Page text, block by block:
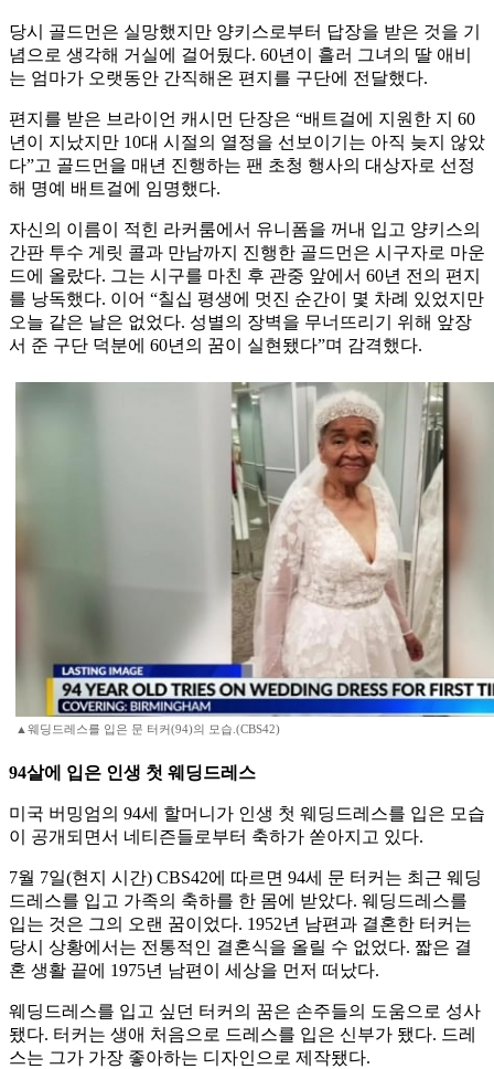
당시 골드먼은 실망했지만 양키스로부터 답장을 받은 것을 기
념으로 생각해 거실에 걸어뒀다. 60년이 흘러 그녀의 딸 애비
는 엄마가 오랫동안 간직해온 편지를 구단에 전달했다.
편지를 받은 브라이언 캐시먼 단장은 “배트걸에 지원한 지 60
년이 지났지만 10대 시절의 열정을 선보이기는 아직 늦지 않았
다”고 골드먼을 매년 진행하는 팬 초청 행사의 대상자로 선정
해 명예 배트걸에 임명했다.
자신의 이름이 적힌 라커룸에서 유니폼을 꺼내 입고 양키스의
간판 투수 게릿 콜과 만남까지 진행한 골드먼은 시구자로 마운
드에 올랐다. 그는 시구를 마친 후 관중 앞에서 60년 전의 편지
를 낭독했다. 이어 “칠십 평생에 멋진 순간이 몇 차례 있었지만
오늘 같은 날은 없었다. 성별의 장벽을 무너뜨리기 위해 앞장
서 준 구단 덕분에 60년의 꿈이 실현됐다”며 감격했다.
▲웨딩드레스를 입은 문 터커(94)의 모습.(CBS42)
94살에 입은 인생 첫 웨딩드레스
미국 버밍엄의 94세 할머니가 인생 첫 웨딩드레스를 입은 모습
이 공개되면서 네티즌들로부터 축하가 쏟아지고 있다.
7월 7일(현지 시간) CBS42에 따르면 94세 문 터커는 최근 웨딩
드레스를 입고 가족의 축하를 한 몸에 받았다. 웨딩드레스를
입는 것은 그의 오랜 꿈이었다. 1952년 남편과 결혼한 터커는
당시 상황에서는 전통적인 결혼식을 올릴 수 없었다. 짧은 결
혼 생활 끝에 1975년 남편이 세상을 먼저 떠났다.
웨딩드레스를 입고 싶던 터커의 꿈은 손주들의 도움으로 성사
됐다. 터커는 생애 처음으로 드레스를 입은 신부가 됐다. 드레
스는 그가 가장 좋아하는 디자인으로 제작됐다.